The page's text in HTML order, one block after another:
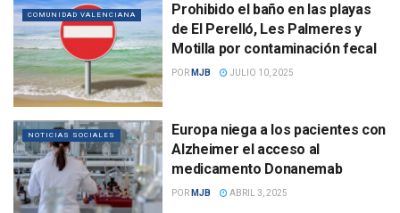
COMUNIDAD VALENCIANA
Prohibido el baño en las playas
de El Perelló, Les Palmeres y
Motilla por contaminación fecal
POR MJB JULIO 10, 2025
NOTICIAS SOCIALES
Europa niega a los pacientes con
Alzheimer el acceso al
medicamento Donanemab
POR MJB ABRIL 3, 2025